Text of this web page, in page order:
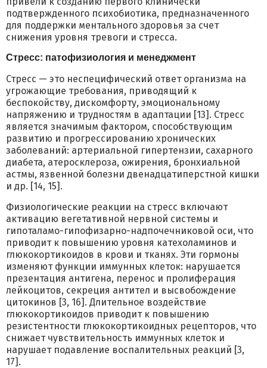
подтвержденного психобиотика, предназначенного
для поддержки ментального здоровья за счет
снижения уровня тревоги и стресса.
Стресс: патофизиология и менеджмент
Стресс — это неспецифический ответ организма на
угрожающие требования, приводящий к
беспокойству, дискомфорту, эмоциональному
напряжению и трудностям в адаптации [13]. Стресс
является значимым фактором, способствующим
развитию и прогрессированию хронических
заболеваний: артериальной гипертензии, сахарного
диабета, атеросклероза, ожирения, бронхиальной
астмы, язвенной болезни двенадцатиперстной кишки
и др. [14, 15].
Физиологические реакции на стресс включают
активацию вегетативной нервной системы и
гипоталамо-гипофизарно-надпочечниковой оси, что
приводит к повышению уровня катехоламинов и
глюкокортикоидов в крови и тканях. Эти гормоны
изменяют функции иммунных клеток: нарушается
презентация антигена, перенос и пролиферация
лейкоцитов, секреция антител и высвобождение
цитокинов [3, 16]. Длительное воздействие
глюкокортикоидов приводит к повышению
резистентности глюкокортикоидных рецепторов, что
снижает чувствительность иммунных клеток и
нарушает подавление воспалительных реакций [3,
17].